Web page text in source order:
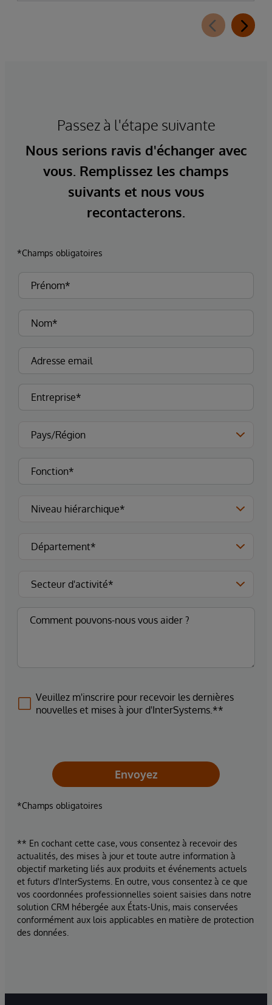
Passez à l'étape suivante
Nous serions ravis d'échanger avec
vous. Remplissez les champs
suivants et nous vous
recontacterons.
*Champs obligatoires
Veuillez m'inscrire pour recevoir les dernières
nouvelles et mises à jour d'InterSystems.**
Envoyez
*Champs obligatoires
** En cochant cette case, vous consentez à recevoir des
actualités, des mises à jour et toute autre information à
objectif marketing liés aux produits et événements actuels
et futurs d'InterSystems. En outre, vous consentez à ce que
vos coordonnées professionnelles soient saisies dans notre
solution CRM hébergée aux États-Unis, mais conservées
conformément aux lois applicables en matière de protection
des données.